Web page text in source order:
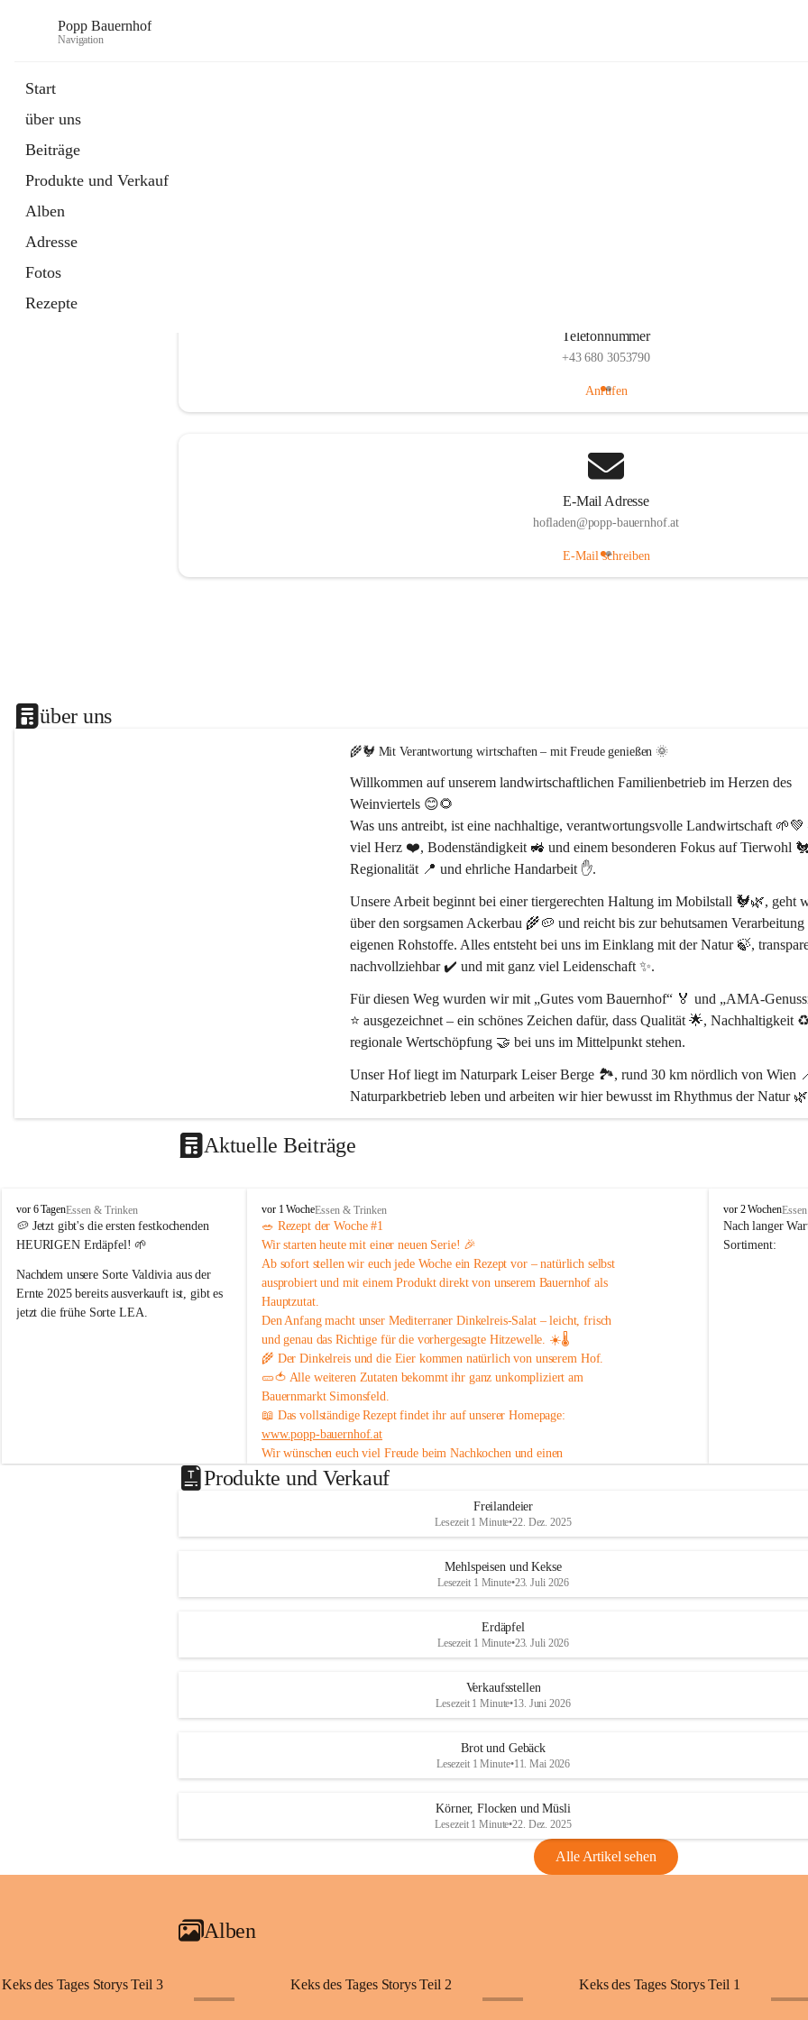
Popp Bauernhof
Navigation
Start
über uns
Beiträge
Produkte und Verkauf
Alben
Adresse
Fotos
Rezepte
Telefonnummer
+43 680 3053790
Anrufen
E-Mail Adresse
hofladen@popp-bauernhof.at
E-Mail schreiben
über uns
🌾🐓 Mit Verantwortung wirtschaften – mit Freude genießen 🌞
Willkommen auf unserem landwirtschaftlichen Familienbetrieb im Herzen des
Weinviertels 😊🌻
Was uns antreibt, ist eine nachhaltige, verantwortungsvolle Landwirtschaft 🌱💚
viel Herz ❤️, Bodenständigkeit 🚜 und einem besonderen Fokus auf Tierwohl 🐔
Regionalität 📍 und ehrliche Handarbeit ✋.
Unsere Arbeit beginnt bei einer tiergerechten Haltung im Mobilstall 🐓🌿, geht
über den sorgsamen Ackerbau 🌾🥔 und reicht bis zur behutsamen Verarbeitung
eigenen Rohstoffe. Alles entsteht bei uns im Einklang mit der Natur 🍃,
nachvollziehbar ✔️ und mit ganz viel Leidenschaft ✨.
Für diesen Weg wurden wir mit „Gutes vom Bauernhof“ 🏅 und „AMA-
⭐ ausgezeichnet – ein schönes Zeichen dafür, dass Qualität 🌟, Nachhaltigkeit
regionale Wertschöpfung 🤝 bei uns im Mittelpunkt stehen.
Unser Hof liegt im Naturpark Leiser Berge 🏞️, rund 30 km nördlich von Wien
Naturparkbetrieb leben und arbeiten wir hier bewusst im Rhythmus der Natur
Aktuelle Beiträge
P
o
p
B
a
u
e
vor 6 TagenEssen & Trinken
🥔 Jetzt gibt's die ersten festkochenden
HEURIGEN Erdäpfel! 🌱
Nachdem unsere Sorte Valdivia aus der
Ernte 2025 bereits ausverkauft ist, gibt es
jetzt die frühe Sorte LEA.
#heurige #erdäpfel #festkochend #regional
#direktvombbauernhof #hofpopp
P
o
p
p
a
u
e
r
n
h
o
f
vor 1 WocheEssen & Trinken
🥗 Rezept der Woche #1
Wir starten heute mit einer neuen Serie! 🎉
Ab sofort stellen wir euch jede Woche ein Rezept vor – natürlich selbst
ausprobiert und mit einem Produkt direkt von unserem Bauernhof als
Hauptzutat.
Den Anfang macht unser Mediterraner Dinkelreis-Salat – leicht, frisch
und genau das Richtige für die vorhergesagte Hitzewelle. ☀️🌡️
🌾 Der Dinkelreis und die Eier kommen natürlich von unserem Hof.
🥒🍅 Alle weiteren Zutaten bekommt ihr ganz unkompliziert am
Bauernmarkt Simonsfeld.
📖 Das vollständige Rezept findet ihr auf unserer Homepage:
www.popp-bauernhof.at
Wir wünschen euch viel Freude beim Nachkochen und einen
genussvollen Sommer! 😊
P
o
p
vor 2 Wochen
Nach langer
Sortiment:
Produkte und Verkauf
Freilandeier
Lesezeit 1 Minute•22. Dez. 2025
Mehlspeisen und Kekse
Lesezeit 1 Minute•23. Juli 2026
Erdäpfel
Lesezeit 1 Minute•23. Juli 2026
Verkaufsstellen
Lesezeit 1 Minute•13. Juni 2026
Brot und Gebäck
Lesezeit 1 Minute•11. Mai 2026
Körner, Flocken und Müsli
Lesezeit 1 Minute•22. Dez. 2025
Alle Artikel sehen
Alben
Keks des Tages Storys Teil 3 Keks des Tages Storys Teil 2 Keks des Tages Storys Teil 1